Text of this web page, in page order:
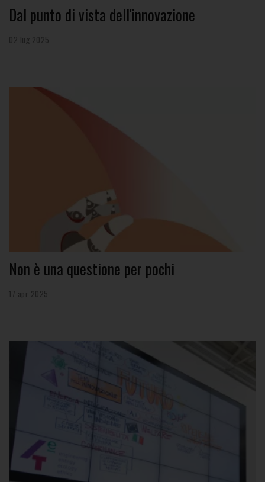
Dal punto di vista dell'innovazione
02 lug 2025
Non è una questione per pochi
17 apr 2025